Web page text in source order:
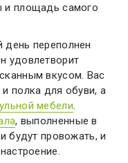
и площадь самого
переполнен
удовлетворит
вкусом. Вас
полка для обуви, а
мебели.
, выполненные в
будут провожать, и